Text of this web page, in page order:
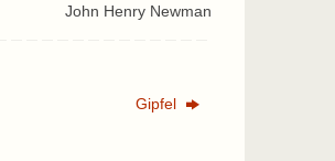
John Henry Newman
Gipfel